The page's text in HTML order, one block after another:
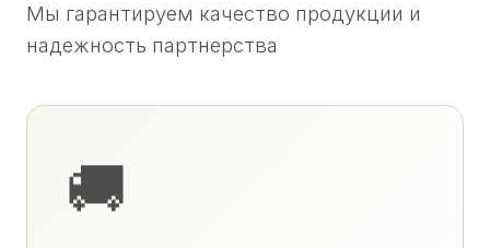
Мы гарантируем качество продукции и
надежность партнерства
🚚